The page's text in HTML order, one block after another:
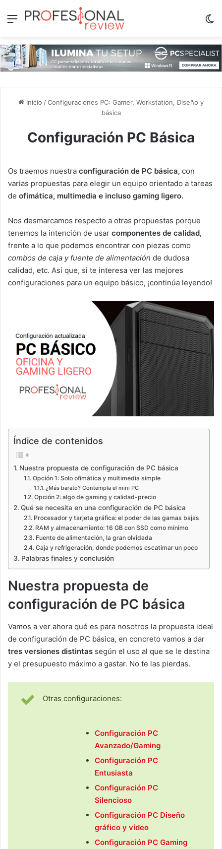
Menú
Inicio /Configuraciones PC: Gamer, Workstation, Diseño y
básica
Configuración PC Básica
Os traemos nuestra configuración de PC básica, con
varias propuestas para elegir un equipo orientado a tareas
de ofimática, multimedia e incluso gaming ligero.
Nos desmarcamos respecto a otras propuestas porque
tenemos la intención de usar componentes de calidad,
frente a lo que podemos encontrar con piezas como
combos de caja y fuente de alimentación de dudosa
calidad, etc. Así que, si te interesa ver las mejores
configuraciones para un equipo básico, ¡continúa leyendo!
Índice de contenidos
Nuestra propuesta de configuración de PC básica
Opción 1: Solo ofimática y multimedia simple
¿Más barato? Contempla el mini PC
Opción 2: algo de gaming y calidad-precio
Qué se necesita en una configuración de PC básica
Procesador y tarjeta gráfica: el poder de las gamas bajas
RAM y almacenamiento: 16 GB con SSD como mínimo
Fuente de alimentación, la gran olvidada
Caja y refrigeración, donde podemos escatimar un poco
Palabras finales y conclusión
Nuestra propuesta de
configuración de PC básica
Vamos a ver ahora qué es para nosotros la propuesta ideal
de configuración de PC básica, en concreto vamos a dar
tres versiones distintas según el uso al que se le destina
y el presupuesto máximo a gastar. No te las pierdas.
Otras configuraciones:
Configuración PC
Avanzado/Gaming
Configuración PC
Entusiasta
Configuración PC
Silencioso
Configuración PC Diseño
gráfico y vídeo
Configuración PC Gaming